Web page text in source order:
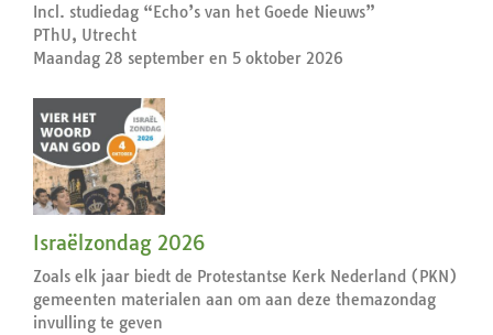
Incl. studiedag “Echo’s van het Goede Nieuws”
PThU, Utrecht
Maandag 28 september en 5 oktober 2026
Israëlzondag 2026
Zoals elk jaar biedt de Protestantse Kerk Nederland (PKN)
gemeenten materialen aan om aan deze themazondag
invulling te geven